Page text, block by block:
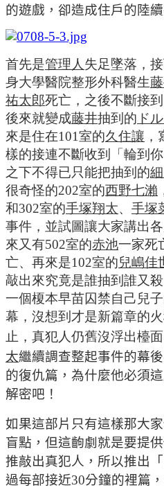
的遊戲，卻造成住戶的陸續
首先是管理人 失足墜落，
身大學醫院整形外科醫生
祐太郎死亡，之後不斷接
後來就變成藤井抽到的 ド
來是住在101室的久住讓
樣的接連不斷收到「輪到
之下不得已只能把抽到的
很奇怪的202室的西野七瀨
和302室的手塚翔太、 手塚
事件，並試圖讓大家講出
來又有502室的赤池一家死
亡、再來是102室的兒嶋佳
敲出來究竟是誰抽到誰又
一個榎本早苗囚禁自己兒
幕，沒想到才是新篇章的
止，真犯人仍舊沒浮出檯面
太繼續調查整起事件的幕
的復仇篇，為什麼他必須
解密吧！
如果這部片只有這樣那大
盲點，但這齣劇就是要提
推敲出真犯人，所以推出
過每部接近30分鐘的裡篇